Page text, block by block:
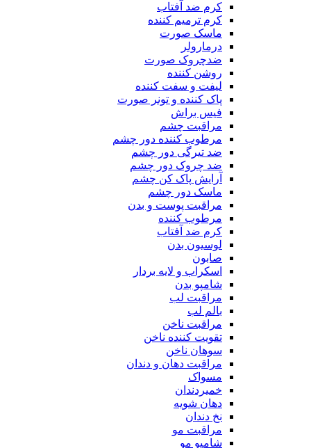
کرم ضد آفتاب
کرم ترمیم کننده
ماسک صورت
درمارولر
ضدچروک صورت
روشن کننده
لیفت و سفت کننده
پاک کننده و تونر صورت
فیس براش
مراقبت چشم
مرطوب کننده دور چشم
ضد تیرگی دور چشم
ضد چروک دور چشم
آرایش پاک کن چشم
ماسک دور چشم
مراقبت پوست و بدن
مرطوب کننده
کرم ضد آفتاب
لوسیون بدن
صابون
اسکراب و لایه بردار
شامپو بدن
مراقبت لب
بالم لب
مراقبت ناخن
تقویت کننده ناخن
سوهان ناخن
مراقبت دهان و دندان
مسواک
خمیردندان
دهان شویه
نخ دندان
مراقبت مو
شامپو مو